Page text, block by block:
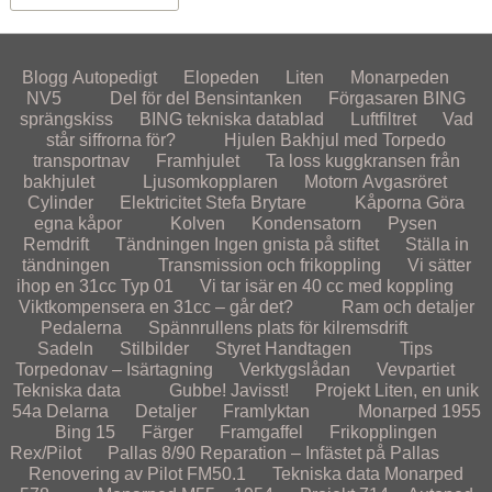
Bing 15
Framgaffel
Färger
NV 117 B
NV 118
NV 1117 (Crescent)
NV 1118 (Crescent)
Framhjulet
Handtagen
Kåporna
Göra egna kåpor
Pedalerna
Sadeln
Styret
Verktygslådan
Vevpartiet
BING tekniska datablad
Vad står siffrorna för?
Spännrullens plats för kilremsdrift
Motorn
Cylinder
Kolven
Pysen
Luftfiltret
Transmission och frikoppling
Elektricitet
Ljusomkopplaren
Kondensatorn
Stefa Brytare
Tändningen
Ställa in tändningen
Ingen gnista på stiftet
Tips
Vi sätter ihop en 31cc Autopedmotor
Vi sätter ihop en 31cc Typ 01 – Ej klar!
Vi tar isär en 40 cc med koppling
Viktkompensera en 31cc – går det?
Original
Stilbilder
Specialbyggen
Besök
Reklam och liknande
Elopeden
Liten – en unik 54a
Monarpeden
NV5
Kontakta autopeden.se
Frågor & svar
Blogg Autopedigt Elopeden Liten
Monarpeden
NV5
Del för del Bensintanken Förgasaren BING
sprängskiss
BING tekniska datablad Luftfiltret
Vad
står siffrorna för?
Hjulen Bakhjul med Torpedo
transportnav
Framhjulet
Ta loss kuggkransen från
bakhjulet
Ljusomkopplaren Motorn Avgasröret
Cylinder
Elektricitet Stefa Brytare Kåporna Göra
egna kåpor
Kolven Kondensatorn
Pysen
Remdrift
Tändningen Ingen gnista på stiftet
Ställa in
tändningen
Transmission och frikoppling
Vi sätter
ihop en 31cc Typ 01
Vi tar isär en 40 cc med koppling
Viktkompensera en 31cc – går det?
Ram och detaljer
Pedalerna
Spännrullens plats för kilremsdrift
Sadeln
Stilbilder Styret Handtagen
Tips
Torpedonav – Isärtagning
Verktygslådan
Vevpartiet
Tekniska data
Gubbe! Javisst! Projekt Liten, en unik
54a Delarna Detaljer Framlyktan
Monarped 1955
Bing 15
Färger Framgaffel
Frikopplingen
Rex/Pilot
Pallas 8/90 Reparation – Infästet på Pallas
Renovering av Pilot FM50.1
Tekniska data Monarped